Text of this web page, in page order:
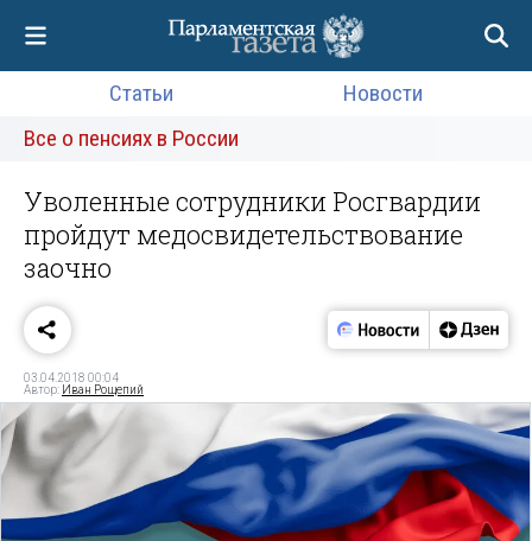
Статьи
Новости
Все о пенсиях в России
Уволенные сотрудники Росгвардии
пройдут медосвидетельствование
заочно
03.04.2018 00:04
Автор: Иван Рощепий